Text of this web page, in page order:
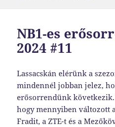
NB1-es
2024 #11
Lassacskán elérünk a
mindennél jobban jelez,
erősorrendünk
hogy mennyiben változott
Fradit, a ZTE-t és a